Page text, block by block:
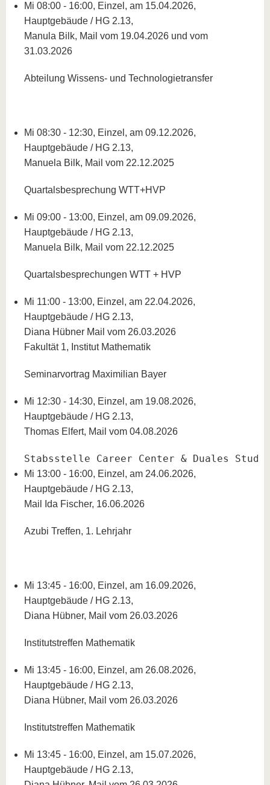
Mi 08:00 - 16:00, Einzel, am 15.04.2026,
Hauptgebäude / HG 2.13,
Manula Bilk, Mail vom 19.04.2026 und vom
31.03.2026
Abteilung Wissens- und Technologietransfer
Mi 08:30 - 12:30, Einzel, am 09.12.2026,
Hauptgebäude / HG 2.13,
Manuela Bilk, Mail vom 22.12.2025
Quartalsbesprechung WTT+HVP
Mi 09:00 - 13:00, Einzel, am 09.09.2026,
Hauptgebäude / HG 2.13,
Manuela Bilk, Mail vom 22.12.2025
Quartalsbesprechungen WTT + HVP
Mi 11:00 - 13:00, Einzel, am 22.04.2026,
Hauptgebäude / HG 2.13,
Diana Hübner Mail vom 26.03.2026
Fakultät 1, Institut Mathematik
Seminarvortrag Maximilian Bayer
Mi 12:30 - 14:30, Einzel, am 19.08.2026,
Hauptgebäude / HG 2.13,
Thomas Elfert, Mail vom 04.08.2026
Stabsstelle Career Center & Duales
Mi 13:00 - 16:00, Einzel, am 24.06.2026,
Hauptgebäude / HG 2.13,
Mail Ida Fischer, 16.06.2026
Azubi Treffen, 1. Lehrjahr
Mi 13:45 - 16:00, Einzel, am 16.09.2026,
Hauptgebäude / HG 2.13,
Diana Hübner, Mail vom 26.03.2026
Institutstreffen Mathematik
Mi 13:45 - 16:00, Einzel, am 26.08.2026,
Hauptgebäude / HG 2.13,
Diana Hübner, Mail vom 26.03.2026
Institutstreffen Mathematik
Mi 13:45 - 16:00, Einzel, am 15.07.2026,
Hauptgebäude / HG 2.13,